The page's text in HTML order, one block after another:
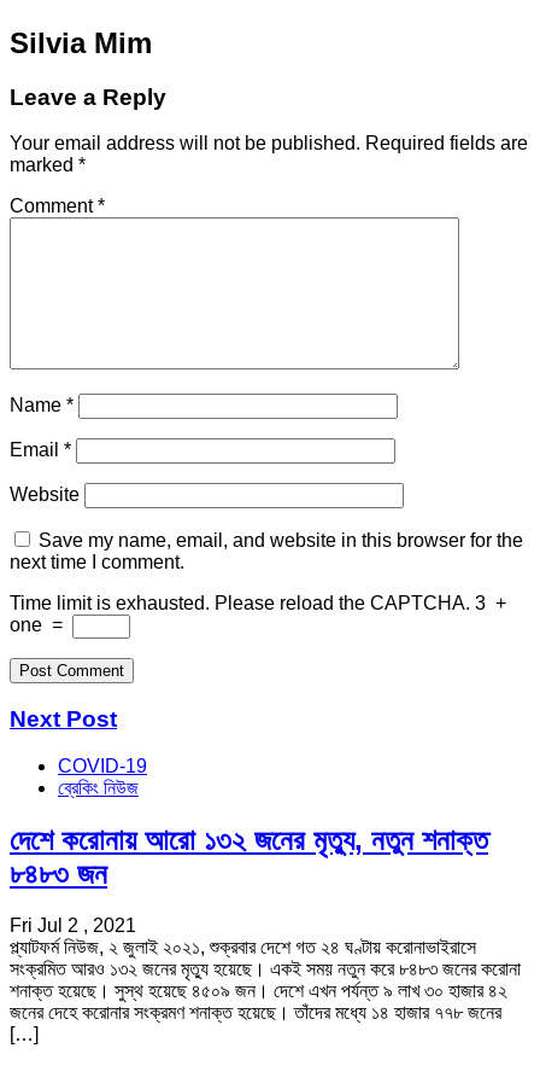
Silvia Mim
Leave a Reply
Your email address will not be published. Required fields are
marked *
Comment*
Name *
Email *
Website
Save my name, email, and website in this browser for the
next time I comment.
Time limit is exhausted. Please reload the CAPTCHA. 3 +
one =
Next Post
COVID-19
ব্রেকিং নিউজ
দেশে করোনায় আরো ১৩২ জনের মৃত্যু, নতুন শনাক্ত
৮৪৮৩ জন
Fri Jul 2 , 2021
প্ল্যাটফর্ম নিউজ, ২ জুলাই ২০২১, শুক্রবার দেশে গত ২৪ ঘণ্টায় করোনাভাইরাসে
সংক্রমিত আরও ১৩২ জনের মৃত্যু হয়েছে। একই সময় নতুন করে ৮৪৮৩ জনের করোনা
শনাক্ত হয়েছে। সুস্থ হয়েছে ৪৫০৯ জন। দেশে এখন পর্যন্ত ৯ লাখ ৩০ হাজার ৪২
জনের দেহে করোনার সংক্রমণ শনাক্ত হয়েছে। তাঁদের মধ্যে ১৪ হাজার ৭৭৮ জনের
[…]